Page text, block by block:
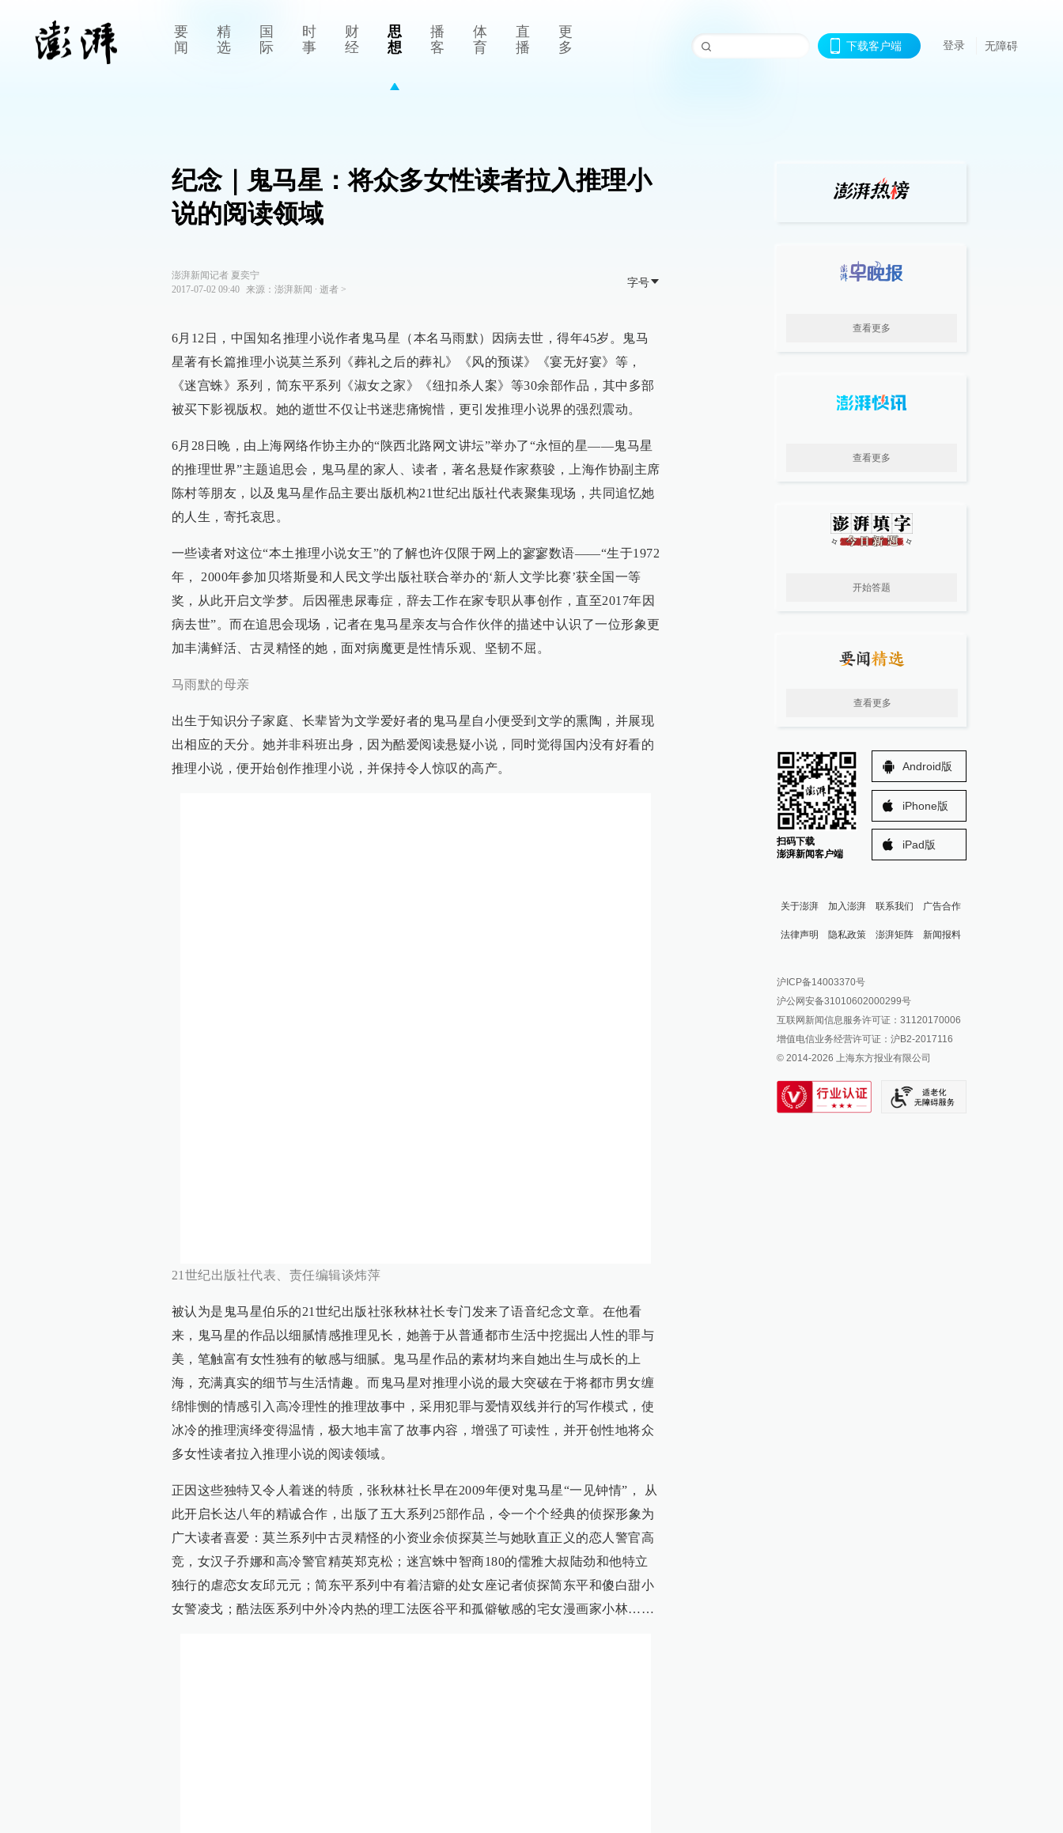
要
闻
精
选
国
际
时
事
财
经
思
想
播
客
体
育
直
播
更
多
下载客户端 登录 无障碍
纪念｜鬼马星：将众多女性读者拉入推理小
说的阅读领域
澎湃新闻记者 夏奕宁
2017-07-02 09:40
来源： 澎湃新闻 ∙ 逝者>
字号
6月12日，中国知名推理小说作者鬼马星（本名马雨默）因病去世，得年45岁。鬼马
星著有长篇推理小说莫兰系列《葬礼之后的葬礼》《风的预谋》《宴无好宴》等，
《迷宫蛛》系列，简东平系列《淑女之家》《纽扣杀人案》等30余部作品，其中多部
被买下影视版权。她的逝世不仅让书迷悲痛惋惜，更引发推理小说界的强烈震动。
6月28日晚，由上海网络作协主办的“陕西北路网文讲坛”举办了“永恒的星——鬼马星
的推理世界”主题追思会，鬼马星的家人、读者，著名悬疑作家蔡骏，上海作协副主席
陈村等朋友，以及鬼马星作品主要出版机构21世纪出版社代表聚集现场，共同追忆她
的人生，寄托哀思。
一些读者对这位“本土推理小说女王”的了解也许仅限于网上的寥寥数语——“生于1972
年， 2000年参加贝塔斯曼和人民文学出版社联合举办的‘新人文学比赛’获全国一等
奖，从此开启文学梦。后因罹患尿毒症，辞去工作在家专职从事创作，直至2017年因
病去世”。而在追思会现场，记者在鬼马星亲友与合作伙伴的描述中认识了一位形象更
加丰满鲜活、古灵精怪的她，面对病魔更是性情乐观、坚韧不屈。
马雨默的母亲
出生于知识分子家庭、长辈皆为文学爱好者的鬼马星自小便受到文学的熏陶，并展现
出相应的天分。她并非科班出身，因为酷爱阅读悬疑小说，同时觉得国内没有好看的
推理小说，便开始创作推理小说，并保持令人惊叹的高产。
21世纪出版社代表、责任编辑谈炜萍
被认为是鬼马星伯乐的21世纪出版社张秋林社长专门发来了语音纪念文章。在他看
来，鬼马星的作品以细腻情感推理见长，她善于从普通都市生活中挖掘出人性的罪与
美，笔触富有女性独有的敏感与细腻。鬼马星作品的素材均来自她出生与成长的上
海，充满真实的细节与生活情趣。而鬼马星对推理小说的最大突破在于将都市男女缠
绵悱恻的情感引入高冷理性的推理故事中，采用犯罪与爱情双线并行的写作模式，使
冰冷的推理演绎变得温情，极大地丰富了故事内容，增强了可读性，并开创性地将众
多女性读者拉入推理小说的阅读领域。
正因这些独特又令人着迷的特质，张秋林社长早在2009年便对鬼马星“一见钟情”， 从
此开启长达八年的精诚合作，出版了五大系列25部作品，令一个个经典的侦探形象为
广大读者喜爱：莫兰系列中古灵精怪的小资业余侦探莫兰与她耿直正义的恋人警官高
竞，女汉子乔娜和高冷警官精英郑克松；迷宫蛛中智商180的儒雅大叔陆劲和他特立
独行的虐恋女友邱元元；简东平系列中有着洁癖的处女座记者侦探简东平和傻白甜小
女警凌戈；酷法医系列中外冷内热的理工法医谷平和孤僻敏感的宅女漫画家小林……
查看更多
查看更多
开始答题
查看更多
扫码下载
澎湃新闻客户端
Android版
iPhone版
iPad版
关于澎湃 加入澎湃 联系我们 广告合作
法律声明 隐私政策 澎湃矩阵
澎湃新闻公众号
澎湃新闻抖音号
派生万物开放平台
IP SHANGHAI
SIXTH TONE
新闻报料
报料邮箱: news@thepaper.cn
沪ICP备14003370号
沪公网安备31010602000299号
互联网新闻信息服务许可证：31120170006
增值电信业务经营许可证：沪B2-2017116
© 2014-2026 上海东方报业有限公司